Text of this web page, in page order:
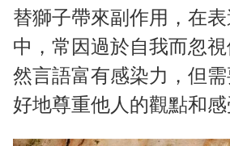
替獅子帶來副作用，在
中，常因過於自我而忽
然言語富有感染力，但
好地尊重他人的觀點和感